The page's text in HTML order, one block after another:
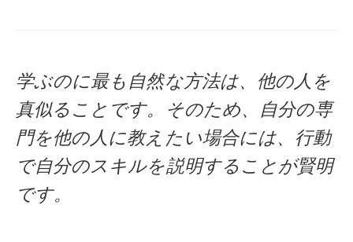
学ぶのに最も自然な方法は、他の人を
真似ることです。そのため、自分の専
門を他の人に教えたい場合には、行動
で自分のスキルを説明することが賢明
です。